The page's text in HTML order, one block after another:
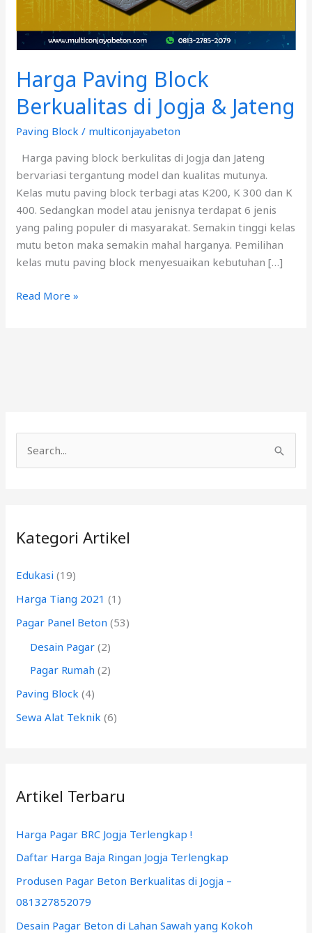
Harga Paving Block
Berkualitas di Jogja & Jateng
Paving Block / multiconjayabeton
Harga paving block berkulitas di Jogja dan Jateng
bervariasi tergantung model dan kualitas mutunya.
Kelas mutu paving block terbagi atas K200, K 300 dan K
400. Sedangkan model atau jenisnya terdapat 6 jenis
yang paling populer di masyarakat. Semakin tinggi kelas
mutu beton maka semakin mahal harganya. Pemilihan
kelas mutu paving block menyesuaikan kebutuhan […]
Read More »
u
t
u
k
Kategori Artikel
Edukasi (19)
Harga Tiang 2021 (1)
Pagar Panel Beton (53)
Desain Pagar (2)
Pagar Rumah (2)
Paving Block (4)
Sewa Alat Teknik (6)
Artikel Terbaru
Harga Pagar BRC Jogja Terlengkap !
Daftar Harga Baja Ringan Jogja Terlengkap
Produsen Pagar Beton Berkualitas di Jogja –
081327852079
Desain Pagar Beton di Lahan Sawah yang Kokoh